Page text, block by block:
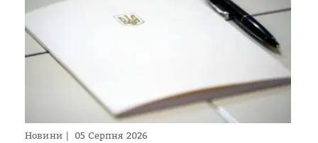
Новини 05 Серпня 2026